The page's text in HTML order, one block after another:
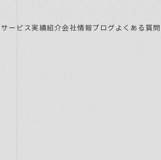
サービス実績紹介会社情報ブログよくある質問